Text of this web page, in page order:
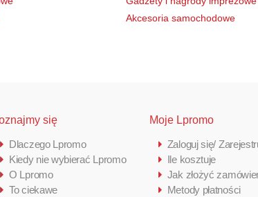
Akcesoria samochodowe
się
Dlaczego Lpromo
Kiedy nie wybierać Lpromo
O Lpromo
To ciekawe
Moje Lpromo
Zaloguj się/
Ile kosztuje
Jak złożyć
Metody płatności